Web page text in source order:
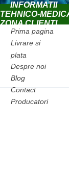
INFORMATII
TEHNICO-
ZONA CLIENTI
Prima pagina
Livrare si
plata
Despre noi
Blog
Contact
Producatori